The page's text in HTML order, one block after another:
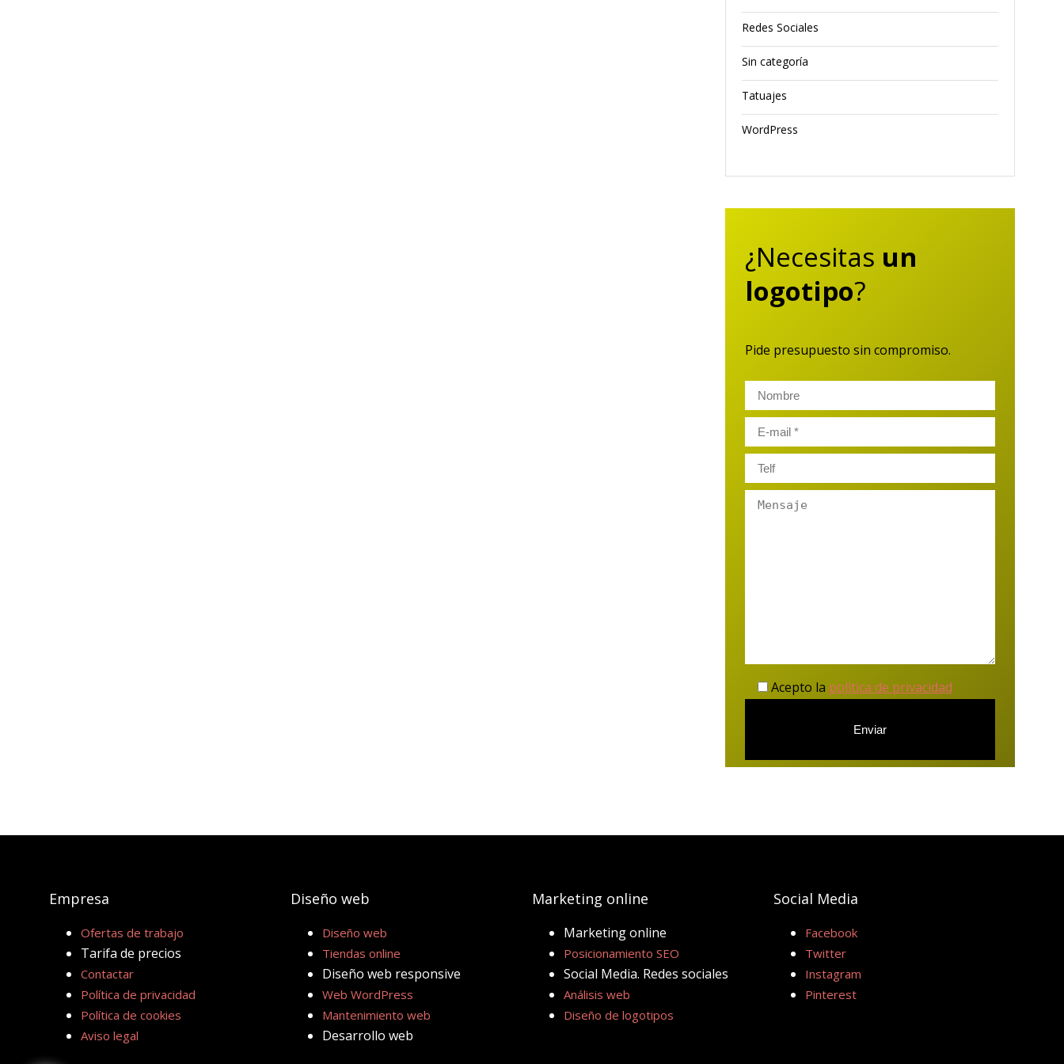
Redes Sociales
Sin categoría
Tatuajes
WordPress
¿Necesitas un
logotipo?
Pide presupuesto sin compromiso.
Acepto la política de privacidad
Empresa
Ofertas de trabajo
Tarifa de precios
Contactar
Política de privacidad
Política de cookies
Aviso legal
Diseño web
Diseño web
Tiendas online
Diseño web responsive
Web WordPress
Mantenimiento web
Desarrollo web
Marketing online
Marketing online
Posicionamiento SEO
Social Media. Redes sociales
Análisis web
Diseño de logotipos
Social Media
Facebook
Twitter
Instagram
Pinterest